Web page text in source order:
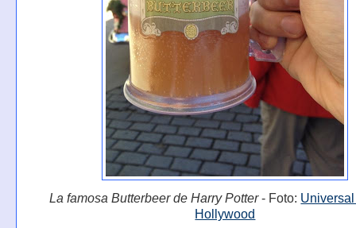
La famosa Butterbeer de Harry Potter- Foto:
Hollywood